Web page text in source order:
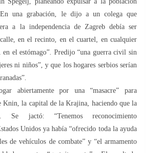
una grabación, le dijo a un colega que
a la independencia de Zagreb debía ser
en el recinto, en el cuartel, en cualquier
el estómago”. Predijo “una guerra civil sin
ni niños”, y que los hogares serbios serían
abiertamente por una “masacre” para
Knin, la capital de la Krajina, haciendo que la
Se jactó: “Tenemos reconocimiento
Unidos ya había “ofrecido toda la ayuda
de vehículos de combate” y “el armamento